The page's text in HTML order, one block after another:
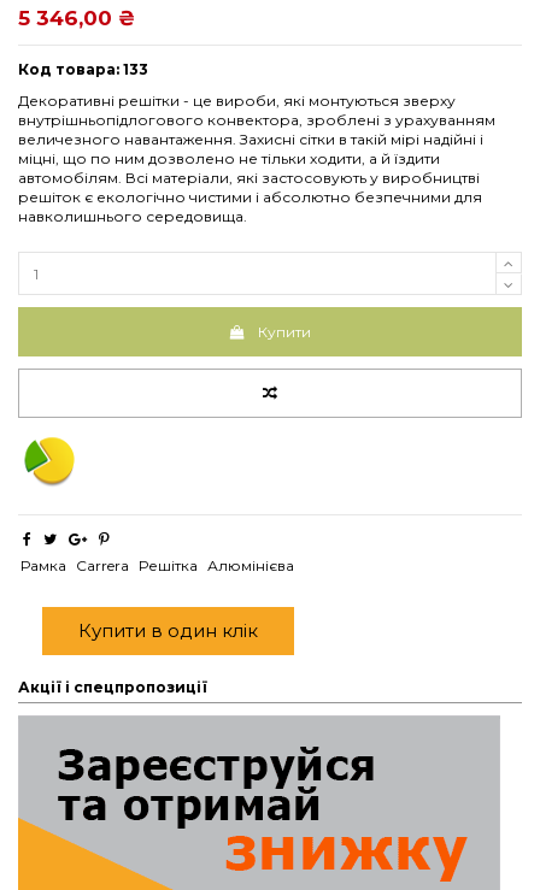
5 346,00 ₴
Код товара: 133
Декоративні решітки - це вироби, які монтуються зверху
внутрішньопідлогового конвектора, зроблені з урахуванням
величезного навантаження. Захисні сітки в такій мірі надійні і
міцні, що по ним дозволено не тільки ходити, а й їздити
автомобілям. Всі матеріали, які застосовують у виробництві
решіток є екологічно чистими і абсолютно безпечними для
навколишнього середовища.
Купити
Рамка Carrera Решітка Алюмінієва
Купити в один клік
Акції і спецпропозиції